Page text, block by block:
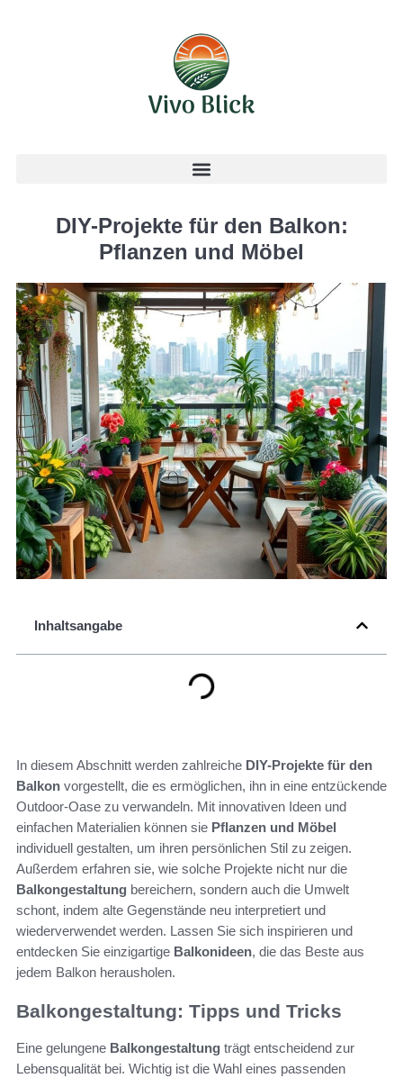
DIY-Projekte für den Balkon:
Pflanzen und Möbel
Inhaltsangabe
In diesem Abschnitt werden zahlreiche DIY-Projekte für den
Balkon vorgestellt, die es ermöglichen, ihn in eine entzückende
Outdoor-Oase zu verwandeln. Mit innovativen Ideen und
einfachen Materialien können sie Pflanzen und Möbel
individuell gestalten, um ihren persönlichen Stil zu zeigen.
Außerdem erfahren sie, wie solche Projekte nicht nur die
Balkongestaltung bereichern, sondern auch die Umwelt
schont, indem alte Gegenstände neu interpretiert und
wiederverwendet werden. Lassen Sie sich inspirieren und
entdecken Sie einzigartige Balkonideen, die das Beste aus
jedem Balkon herausholen.
Balkongestaltung: Tipps und Tricks
Eine gelungene Balkongestaltung trägt entscheidend zur
Lebensqualität bei. Wichtig ist die Wahl eines passenden